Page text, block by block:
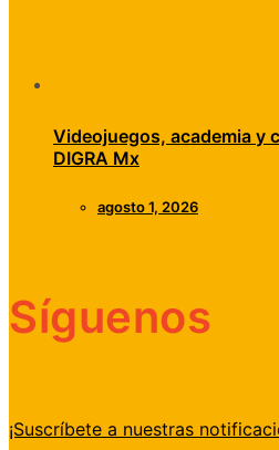
Videojuegos, academia y
DIGRA Mx
agosto 1, 2026
Síguenos
¡Suscríbete a nuestras